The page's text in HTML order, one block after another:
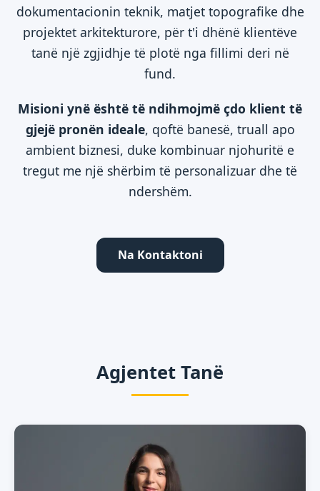
dokumentacionin teknik, matjet topografike dhe
projektet arkitekturore, për t'i dhënë klientëve
tanë një zgjidhje të plotë nga fillimi deri në
fund.
Misioni ynë është të ndihmojmë çdo klient të
gjejë pronën ideale, qoftë banesë, truall apo
ambient biznesi, duke kombinuar njohuritë e
tregut me një shërbim të personalizuar dhe të
ndershëm.
Na Kontaktoni
Agjentet Tanë